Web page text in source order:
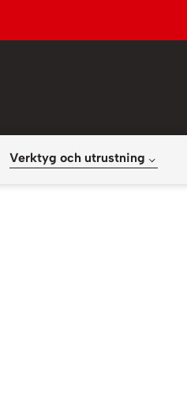
Verktyg och utrustning